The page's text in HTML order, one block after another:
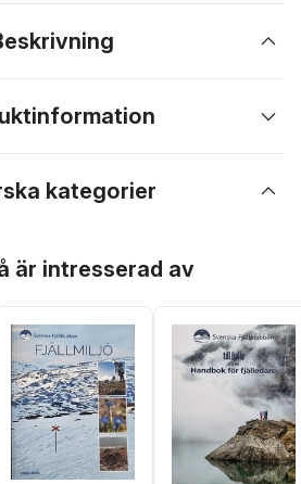
kategorier
är intresserad av